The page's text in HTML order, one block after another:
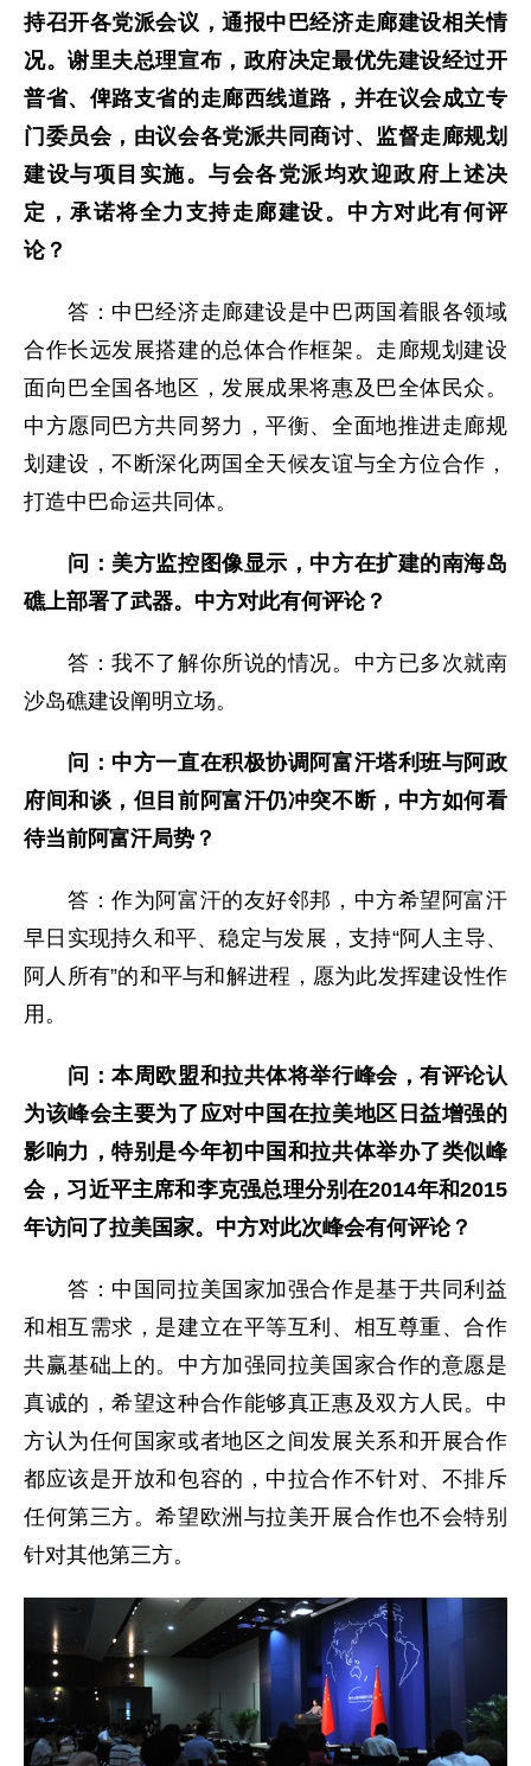
持召开各党派会议，通报中巴经济走廊建设相关情
况。谢里夫总理宣布，政府决定最优先建设经过开
普省、俾路支省的走廊西线道路，并在议会成立专
门委员会，由议会各党派共同商讨、监督走廊规划
建设与项目实施。与会各党派均欢迎政府上述决
定，承诺将全力支持走廊建设。中方对此有何评
论？
答：中巴经济走廊建设是中巴两国着眼各领域
合作长远发展搭建的总体合作框架。走廊规划建设
面向巴全国各地区，发展成果将惠及巴全体民众。
中方愿同巴方共同努力，平衡、全面地推进走廊规
划建设，不断深化两国全天候友谊与全方位合作，
打造中巴命运共同体。
问：美方监控图像显示，中方在扩建的南海岛
礁上部署了武器。中方对此有何评论？
答：我不了解你所说的情况。中方已多次就南
沙岛礁建设阐明立场。
问：中方一直在积极协调阿富汗塔利班与阿政
府间和谈，但目前阿富汗仍冲突不断， 中方如何看
待当前阿富汗局势？
答：作为阿富汗的友好邻邦，中方希望阿富汗
早日实现持久和平、稳定与发展，支持“阿人主导、
阿人所有”的和平与和解进程，愿为此发挥建设性作
用。
问：本周欧盟和拉共体将举行峰会，有评论认
为该峰会主要为了应对中国在拉美地区日益增强的
影响力，特别是今年初中国和拉共体举办了类似峰
会，习近平主席和李克强总理分别在2014年和2015
年访问了拉美国家。中方对此次峰会有何评论？
答：中国同拉美国家加强合作是基于共同利益
和相互需求，是建立在平等互利、相互尊重、合作
共赢基础上的。中方加强同拉美国家合作的意愿是
真诚的，希望这种合作能够真正惠及双方人民。中
方认为任何国家或者地区之间发展关系和开展合作
都应该是开放和包容的，中拉合作不针对、不排斥
任何第三方。希望欧洲与拉美开展合作也不会特别
针对其他第三方。